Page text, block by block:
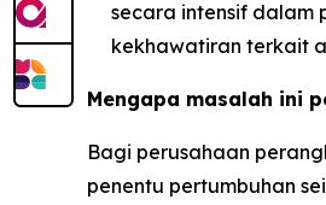
secara intensif dalam
kekhawatiran terkait
Mengapa masalah ini
Bagi perusahaan
penentu pertumbuhan